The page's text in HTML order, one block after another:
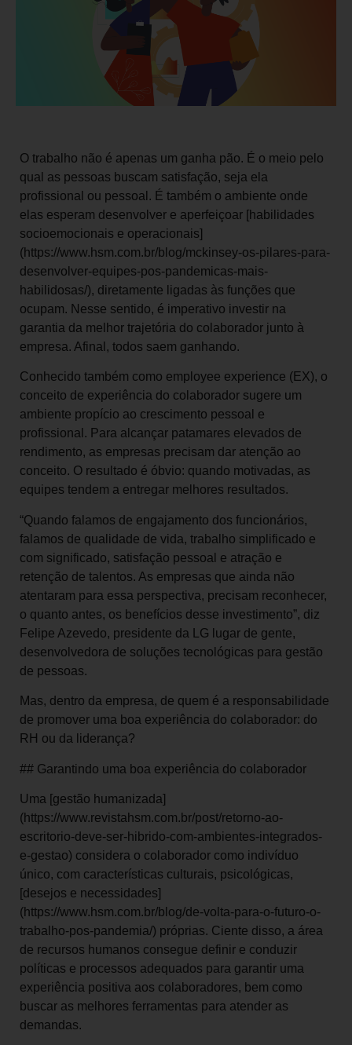
O trabalho não é apenas um ganha pão. É o meio pelo
qual as pessoas buscam satisfação, seja ela
profissional ou pessoal. É também o ambiente onde
elas esperam desenvolver e aperfeiçoar [habilidades
socioemocionais e operacionais]
(https://www.hsm.com.br/blog/mckinsey-os-pilares-para-
desenvolver-equipes-pos-pandemicas-mais-
habilidosas/), diretamente ligadas às funções que
ocupam. Nesse sentido, é imperativo investir na
garantia da melhor trajetória do colaborador junto à
empresa. Afinal, todos saem ganhando.
Conhecido também como employee experience (EX), o
conceito de experiência do colaborador sugere um
ambiente propício ao crescimento pessoal e
profissional. Para alcançar patamares elevados de
rendimento, as empresas precisam dar atenção ao
conceito. O resultado é óbvio: quando motivadas, as
equipes tendem a entregar melhores resultados.
“Quando falamos de engajamento dos funcionários,
falamos de qualidade de vida, trabalho simplificado e
com significado, satisfação pessoal e atração e
retenção de talentos. As empresas que ainda não
atentaram para essa perspectiva, precisam reconhecer,
o quanto antes, os benefícios desse investimento”, diz
Felipe Azevedo, presidente da LG lugar de gente,
desenvolvedora de soluções tecnológicas para gestão
de pessoas.
Mas, dentro da empresa, de quem é a responsabilidade
de promover uma boa experiência do colaborador: do
RH ou da liderança?
## Garantindo uma boa experiência do colaborador
Uma [gestão humanizada]
(https://www.revistahsm.com.br/post/retorno-ao-
escritorio-deve-ser-hibrido-com-ambientes-integrados-
e-gestao) considera o colaborador como indivíduo
único, com características culturais, psicológicas,
[desejos e necessidades]
(https://www.hsm.com.br/blog/de-volta-para-o-futuro-o-
trabalho-pos-pandemia/) próprias. Ciente disso, a área
de recursos humanos consegue definir e conduzir
políticas e processos adequados para garantir uma
experiência positiva aos colaboradores, bem como
buscar as melhores ferramentas para atender as
demandas.